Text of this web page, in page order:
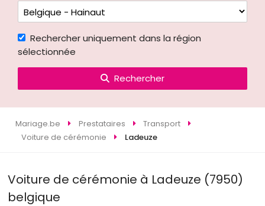
Rechercher uniquement dans la région
sélectionnée
Rechercher
Mariage.be Prestataires
Transport
Voiture de cérémonie
Ladeuze
Voiture de cérémonie à Ladeuze (7950)
belgique